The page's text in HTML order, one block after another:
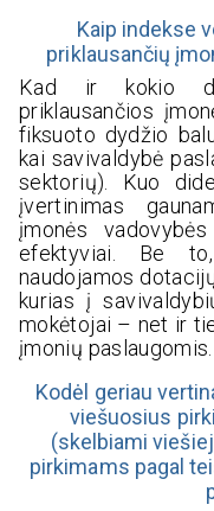
Kaip indekse
priklausančių
Kad ir kokio
priklausančios
fiksuoto dydžio
kai savivaldybė
sektorių). Kuo
įvertinimas
įmonės
efektyviai. Be
naudojamos
kurias į
mokėtojai – net ir
įmonių paslaugomis.
Kodėl geriau
viešuosius
(skelbiami
pirkimams pagal